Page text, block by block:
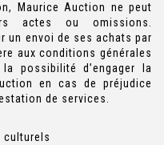
Maurice Auction ne peut
actes ou omissions.
un envoi de ses achats par
aux conditions générales
possibilité d’engager la
en cas de préjudice
de services.
culturels